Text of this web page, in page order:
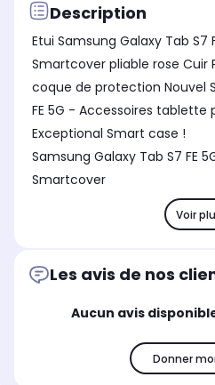
Description
Etui Samsung Galaxy Tab S7 FE 5G Wifi -
Smartcover pliable rose Cuir
coque de protection Nouvel
FE 5G - Accessoires tablette pochette XEPTIO© :
Exceptional Smart case !
Samsung Galaxy Tab S7 FE 5G Housse
Smartcover
Voir
Les avis de nos
Aucun avis
Donner